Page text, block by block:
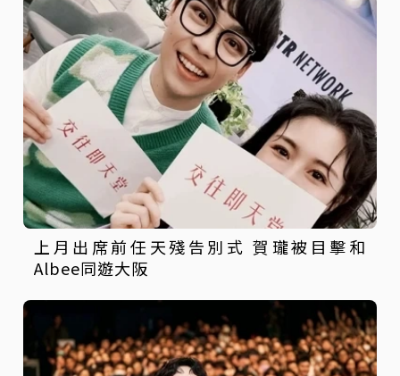
上月出席前任天殘告別式 賀瓏被目擊和
Albee同遊大阪